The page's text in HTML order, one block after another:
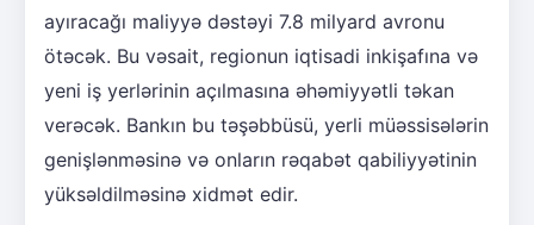
ayıracağı maliyyə dəstəyi 7.8 milyard avronu
ötəcək. Bu vəsait, regionun iqtisadi inkişafına və
yeni iş yerlərinin açılmasına əhəmiyyətli təkan
verəcək. Bankın bu təşəbbüsü, yerli müəssisələrin
genişlənməsinə və onların rəqabət qabiliyyətinin
yüksəldilməsinə xidmət edir.